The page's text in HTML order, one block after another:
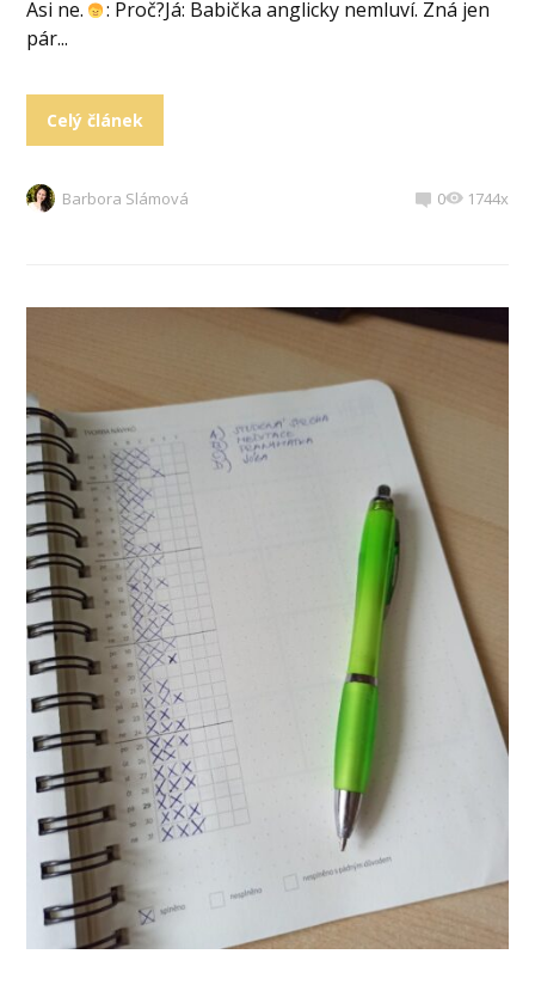
Asi ne.
: Proč?Já: Babička anglicky nemluví. Zná jen
pár...
Celý článek
Barbora Slámová 0 1744x